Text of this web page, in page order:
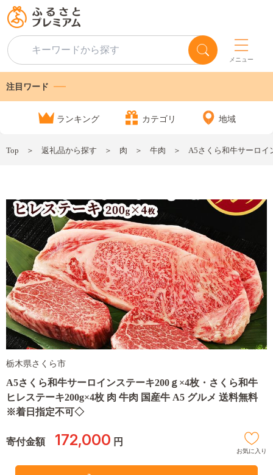
メニュー
注目ワード
ランキング カテゴリ 地域
Top 返礼品から探す 肉 牛肉 A5さくら和牛サーロ
栃木県さくら市
A5さくら和牛サーロインステーキ200ｇ×4枚・さくら和牛
ヒレステーキ200g×4枚 肉 牛肉 国産牛 A5 グルメ 送料無料
※着日指定不可◇
寄付金額 172,000 円
お気に入り